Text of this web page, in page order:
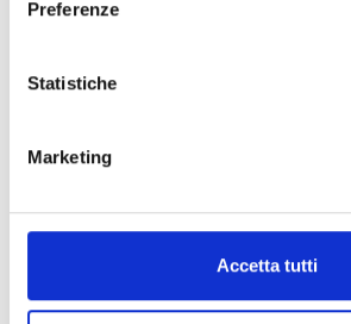
Preferenze
Statistiche
Marketing
Accetta tutti
Nell’ambito del progetto Grado Green
la Diga Nazario Sauro ospiterà il
Benji & Fede. Il duo pop,
italiana degli ultimi anni, sarà al
aperta a tutti in una delle location più
Ingresso libero.